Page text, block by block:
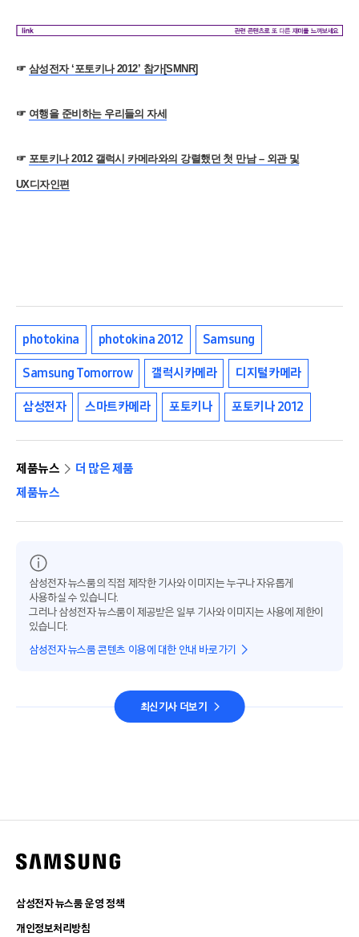
☞ 삼성전자 ‘포토키나 2012’ 참가[SMNR]
☞ 여행을 준비하는 우리들의 자세
☞ 포토키나 2012 갤럭시 카메라와의 강렬했던 첫 만남 – 외관 및
UX디자인편
photokina photokina 2012 Samsung
Samsung Tomorrow 갤럭시카메라 디지털카메라
삼성전자 스마트카메라 포토키나 포토키나 2012
제품뉴스
더 많은 제품
제품뉴스
삼성전자 뉴스룸의 직접 제작한 기사와 이미지는 누구나 자유롭게
사용하실 수 있습니다.
그러나 삼성전자 뉴스룸이 제공받은 일부 기사와 이미지는 사용에 제한이
있습니다.
삼성전자 뉴스룸 콘텐츠 이용에 대한 안내 바로가기
최신기사 더보기
삼성전자 뉴스룸 운영 정책
개인정보처리방침